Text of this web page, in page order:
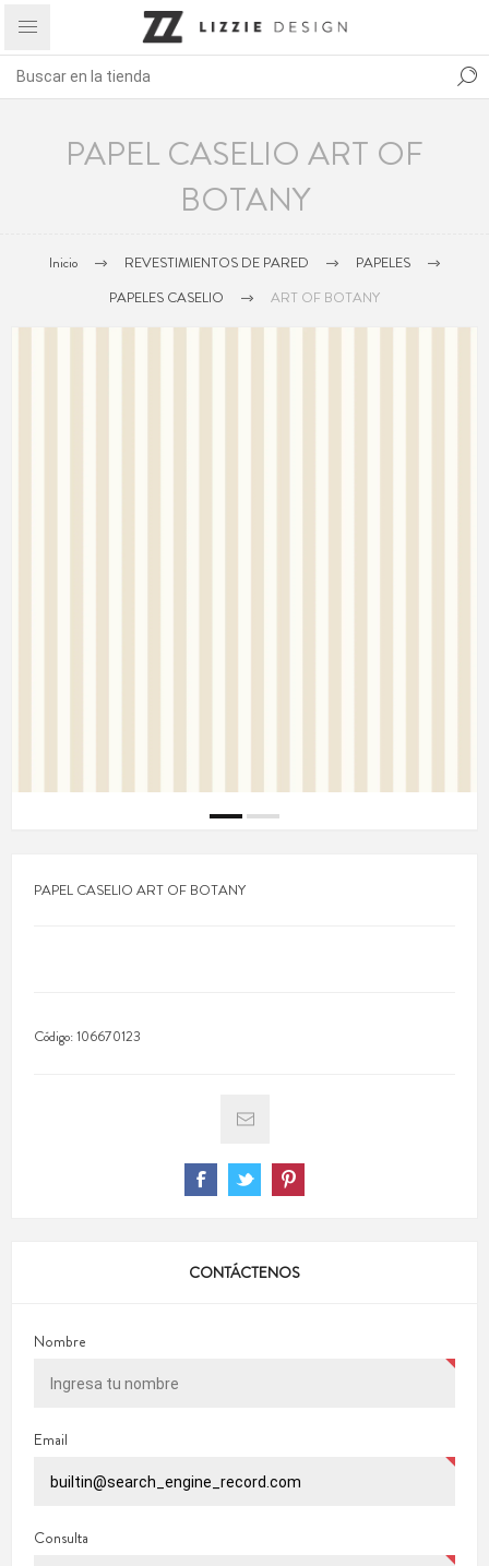
PAPEL CASELIO ART OF
BOTANY
Inicio REVESTIMIENTOS DE PARED
PAPELES
PAPELES CASELIO
ART OF BOTANY
PAPEL CASELIO ART OF BOTANY
Código:106670123
CONTÁCTENOS
Nombre
Email
Consulta